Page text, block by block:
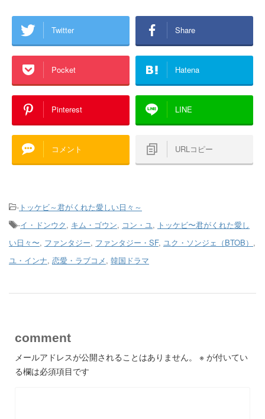
Twitter Share
Pocket Hatena
Pinterest LINE
コメント URLコピー
- トッケビ～君がくれた愛しい日々～
-イ・ドンウク, キム・ゴウン, コン・ユ, トッケビ〜君がくれた愛し
い日々〜, ファンタジー, ファンタジー・SF, ユク・ソンジェ（BTOB） ,
ユ・インナ, 恋愛・ラブコメ, 韓国ドラマ
comment
メールアドレスが公開されることはありません。 ※ が付いてい
る欄は必須項目です